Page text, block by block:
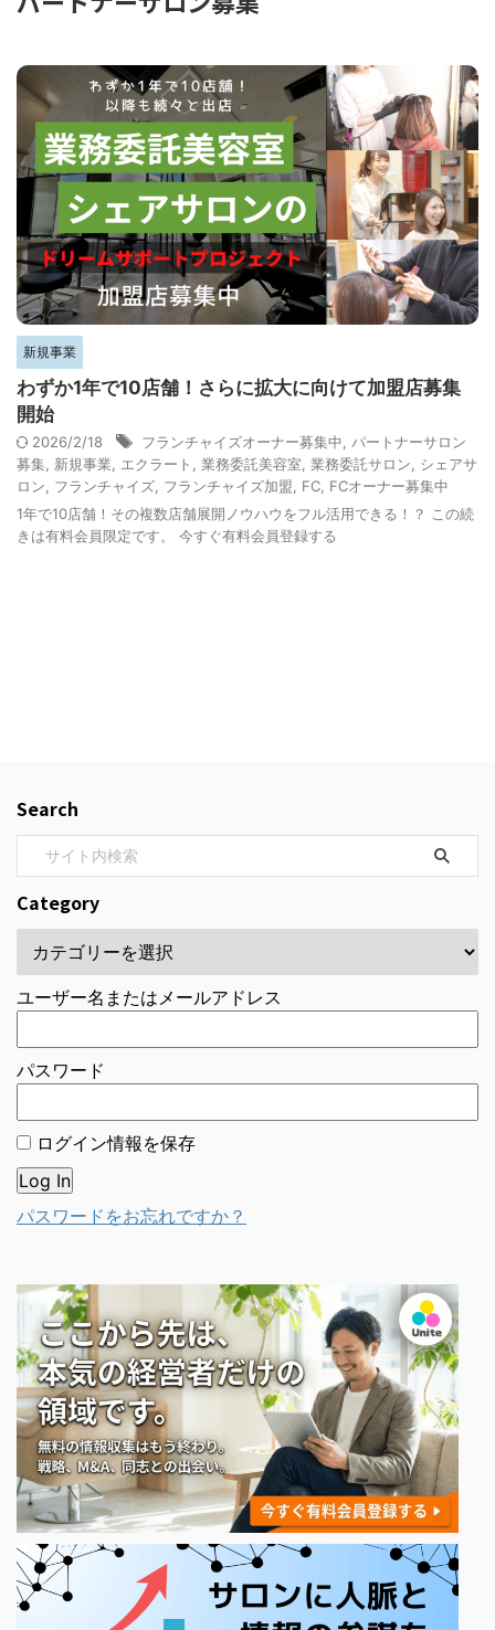
新規事業
わずか1年で10店舗！さらに拡大に向けて加盟店募集
開始
2026/2/18 フランチャイズオーナー募集中
パートナーサロン
募集
新規事業 エクラート 業務委託美容室 業務委託サロン
シェアサ
ロン
フランチャイズ フランチャイズ加盟 FC FCオーナー募集中
1年で10店舗！その複数店舗展開ノウハウをフル活用できる！？ この続
きは有料会員限定です。 今すぐ有料会員登録する
Search
Category
ユーザー名またはメールアドレス
パスワード
ログイン情報を保存
パスワードをお忘れですか？